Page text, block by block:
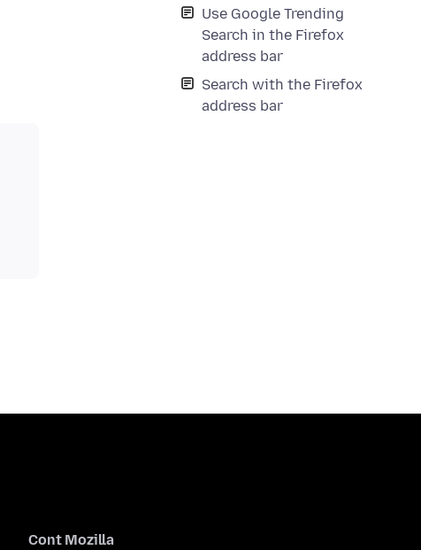
Use Google Trending
Search in the Firefox
address bar
Search with the Firefox
address bar
Cont Mozilla